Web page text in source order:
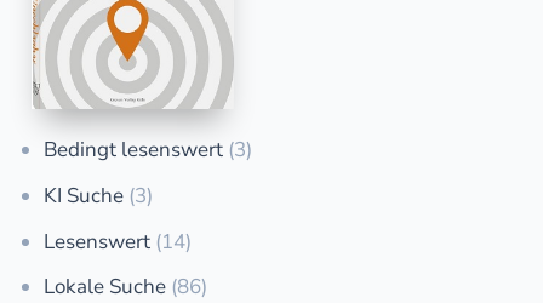
Bedingt lesenswert (3)
KI Suche (3)
Lesenswert (14)
Lokale Suche (86)